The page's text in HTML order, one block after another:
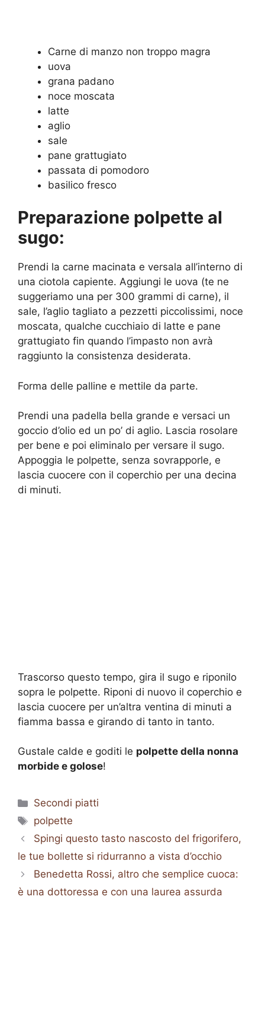
Carne di manzo non troppo magra
uova
grana padano
noce moscata
latte
aglio
sale
pane grattugiato
passata di pomodoro
basilico fresco
Preparazione polpette al
sugo:
Prendi la carne macinata e versala all’interno di
una ciotola capiente. Aggiungi le uova (te ne
suggeriamo una per 300 grammi di carne), il
sale, l’aglio tagliato a pezzetti piccolissimi, noce
moscata, qualche cucchiaio di latte e pane
grattugiato fin quando l’impasto non avrà
raggiunto la consistenza desiderata.
Forma delle palline e mettile da parte.
Prendi una padella bella grande e versaci un
goccio d’olio ed un po’ di aglio. Lascia rosolare
per bene e poi eliminalo per versare il sugo.
Appoggia le polpette, senza sovrapporle, e
lascia cuocere con il coperchio per una decina
di minuti.
Trascorso questo tempo, gira il sugo e riponilo
sopra le polpette. Riponi di nuovo il coperchio e
lascia cuocere per un’altra ventina di minuti a
fiamma bassa e girando di tanto in tanto.
Gustale calde e goditi le polpette della nonna
morbide e golose!
Categorie
Secondi piatti
Tag
polpette
Spingi questo tasto nascosto del frigorifero,
le tue bollette si ridurranno a vista d’occhio
Benedetta Rossi, altro che semplice cuoca:
è una dottoressa e con una laurea assurda